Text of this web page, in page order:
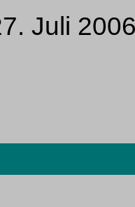
Juli